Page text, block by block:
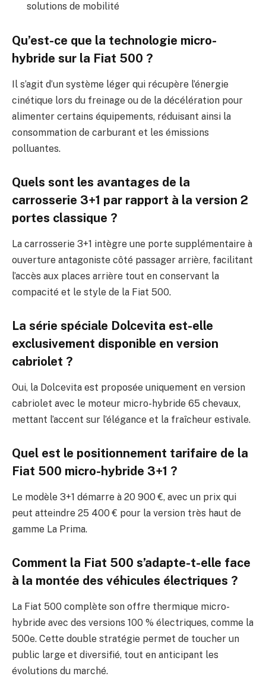
solutions de mobilité
Qu’est-ce que la technologie micro-
hybride sur la Fiat 500 ?
Il s’agit d’un système léger qui récupère l’énergie
cinétique lors du freinage ou de la décélération pour
alimenter certains équipements, réduisant ainsi la
consommation de carburant et les émissions
polluantes.
Quels sont les avantages de la
carrosserie 3+1 par rapport à la version 2
portes classique ?
La carrosserie 3+1 intègre une porte supplémentaire à
ouverture antagoniste côté passager arrière, facilitant
l’accès aux places arrière tout en conservant la
compacité et le style de la Fiat 500.
La série spéciale Dolcevita est-elle
exclusivement disponible en version
cabriolet ?
Oui, la Dolcevita est proposée uniquement en version
cabriolet avec le moteur micro-hybride 65 chevaux,
mettant l’accent sur l’élégance et la fraîcheur estivale.
Quel est le positionnement tarifaire de la
Fiat 500 micro-hybride 3+1 ?
Le modèle 3+1 démarre à 20 900 €, avec un prix qui
peut atteindre 25 400 € pour la version très haut de
gamme La Prima.
Comment la Fiat 500 s’adapte-t-elle face
à la montée des véhicules électriques ?
La Fiat 500 complète son offre thermique micro-
hybride avec des versions 100 % électriques, comme la
500e. Cette double stratégie permet de toucher un
public large et diversifié, tout en anticipant les
évolutions du marché.